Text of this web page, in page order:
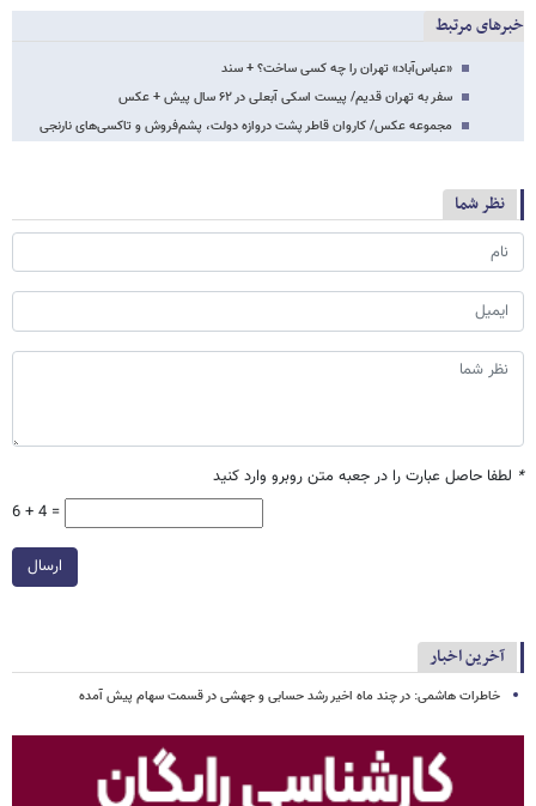
خبرهای مرتبط
«عباس‌آباد» تهران را چه کسی ساخت؟ + سند
سفر به تهران قدیم/ پیست اسکی آبعلی در ۶۲ سال پیش + عکس
مجموعه عکس/ کاروان قاطر پشت دروازه دولت، پشم‌فروش و تاکسی‌های نارنجی
نظر شما
* لطفا حاصل عبارت را در جعبه متن روبرو وارد کنید
6 + 4 =
ارسال
آخرین اخبار
خاطرات هاشمی: در چند ماه اخیر رشد حسابی و جهشی در قسمت سهام پیش‌ آمده